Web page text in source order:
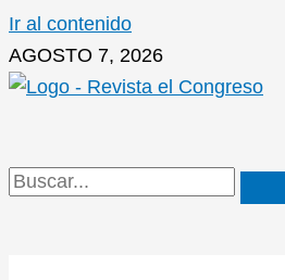
Ir al contenido
AGOSTO 7, 2026